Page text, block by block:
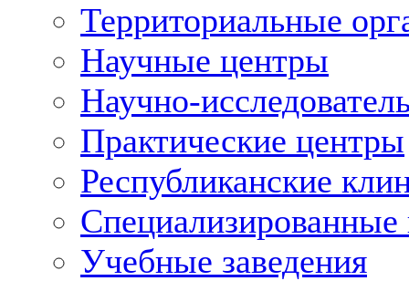
Территориальные
Научные центры
Научно-
Практические центры
Республиканские
Учебные заведения